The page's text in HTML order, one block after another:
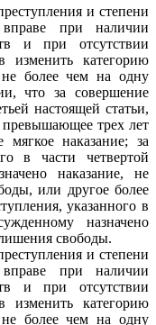
и степени
при наличии
и при отсутствии
изменить категорию
более чем на одну
что за совершение
настоящей статьи,
превышающее трех лет
наказание; за
в части четвертой
наказание, не
или другое более
указанного в
назначено
свободы.
и степени
при наличии
и при отсутствии
изменить категорию
более чем на одну